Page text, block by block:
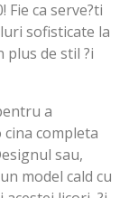
Fie ca serve?ti
sofisticate la
plus de stil ?i
a
completa
sau,
model cald cu